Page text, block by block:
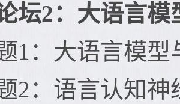
坛2：大语言
1：大语言模
2：语言认知神